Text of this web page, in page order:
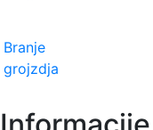
Branje
grojzdja